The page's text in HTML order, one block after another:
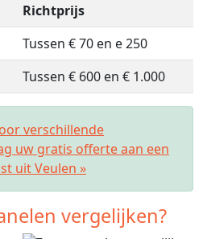
Richtprijs
Tussen € 70 en e 250
Tussen € 600 en € 1.000
verschillende
uw gratis offerte aan een
uit Veulen »
vergelijken?